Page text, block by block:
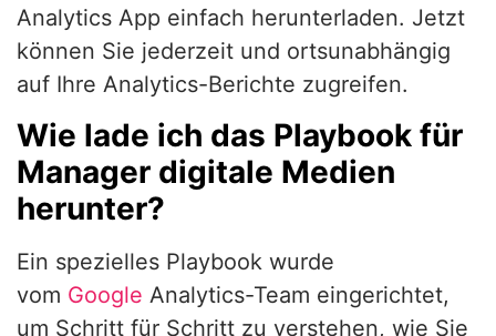
Analytics App einfach herunterladen. Jetzt
können Sie jederzeit und ortsunabhängig
auf Ihre Analytics-Berichte zugreifen.
Wie lade ich das Playbook für
Manager digitale Medien
herunter?
Ein spezielles Playbook wurde
vom Google Analytics-Team eingerichtet,
um Schritt für Schritt zu verstehen, wie Sie